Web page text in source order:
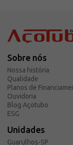
Sobre nós
Nossa história
Qualidade
Planos de
Ouvidoria
Blog Açotubo
ESG
Unidades
Guarulhos-SP